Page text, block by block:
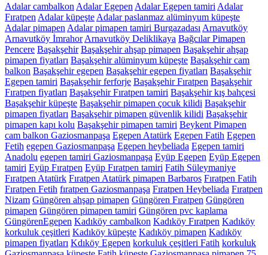
Adalar cambalkon Adalar Egepen Adalar Egepen tamiri Adalar
Fıratpen Adalar küpeşte Adalar paslanmaz alüminyum küpeşte
Adalar pimapen Adalar pimapen tamiri Burgazadası Arnavutköy
Arnavutköy İmrahor Arnavutköy Deliklikaya Bağcılar Pimapen
Pencere Başakşehir Başakşehir ahşap pimapen Başakşehir ahşap
pimapen fiyatları Başakşehir alüminyum küpeşte Başakşehir cam
balkon Başakşehir egepen Başakşehir egepen fiyatları Başakşehir
Egepen tamiri Başakşehir ferforje Başakşehir Fıratpen Başakşehir
Fıratpen fiyatları Başakşehir Fıratpen tamiri Başakşehir kış bahçesi
Başakşehir küpeşte Başakşehir pimapen çocuk kilidi Başakşehir
pimapen fiyatları Başakşehir pimapen güvenlik kilidi Başakşehir
pimapen kapı kolu Başakşehir pimapen tamiri Beykent Pimapen
cam balkon Gaziosmanpaşa Egepen Atatürk Egepen Fatih Egepen
Fetih egepen Gaziosmanpaşa Egepen heybeliada Egepen tamiri
Anadolu egepen tamiri Gaziosmanpaşa Eyüp Egepen Eyüp Egepen
tamiri Eyüp Fıratpen Eyüp Fıratpen tamiri Fatih Süleymaniye
Fıratpen Atatürk Fıratpen Atatürk pimapen Barbaros Fıratpen Fatih
Fıratpen Fetih fıratpen Gaziosmanpaşa Fıratpen Heybeliada Fıratpen
Nizam Güngören ahşap pimapen Güngören Fıratpen Güngören
pimapen Güngören pimapen tamiri Güngören pvc kaplama
GüngörenEgepen Kadıköy cambalkon Kadıköy Fıratpen Kadıköy
korkuluk çeşitleri Kadıköy küpeşte Kadıköy pimapen Kadıköy
pimapen fiyatları Kdıköy Egepen korkuluk çeşitleri Fatih korkuluk